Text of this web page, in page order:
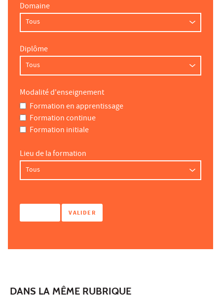
Domaine
Diplôme
Modalité d'enseignement
Formation en apprentissage
Formation continue
Formation initiale
Lieu de la formation
DANS LA MÊME RUBRIQUE